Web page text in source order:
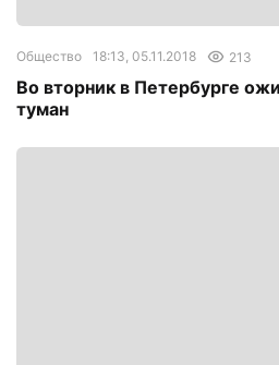
Общество 18:13, 05.11.2018 213
Во вторник в Петербурге
туман